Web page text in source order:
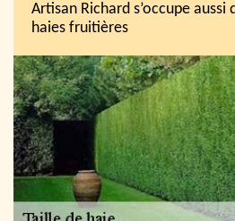
Artisan Richard s’occupe aussi
haies fruitières